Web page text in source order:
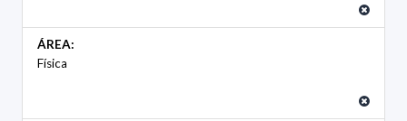
ÁREA:
Física